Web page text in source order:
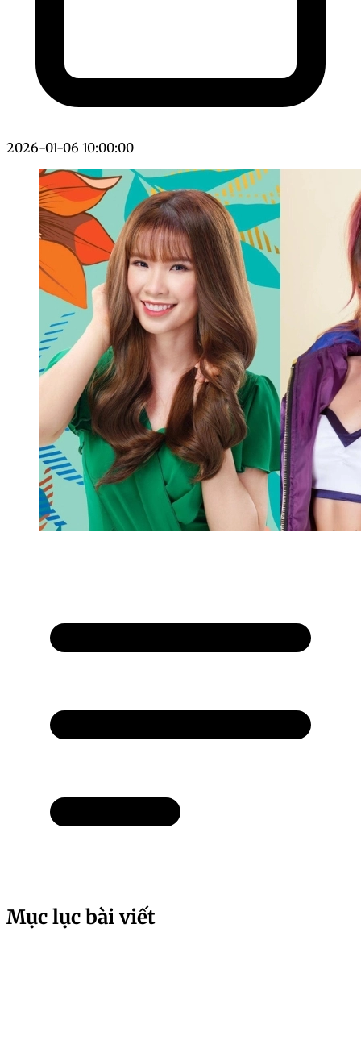
2026-01-06 10:00:00
Mục lục bài viết